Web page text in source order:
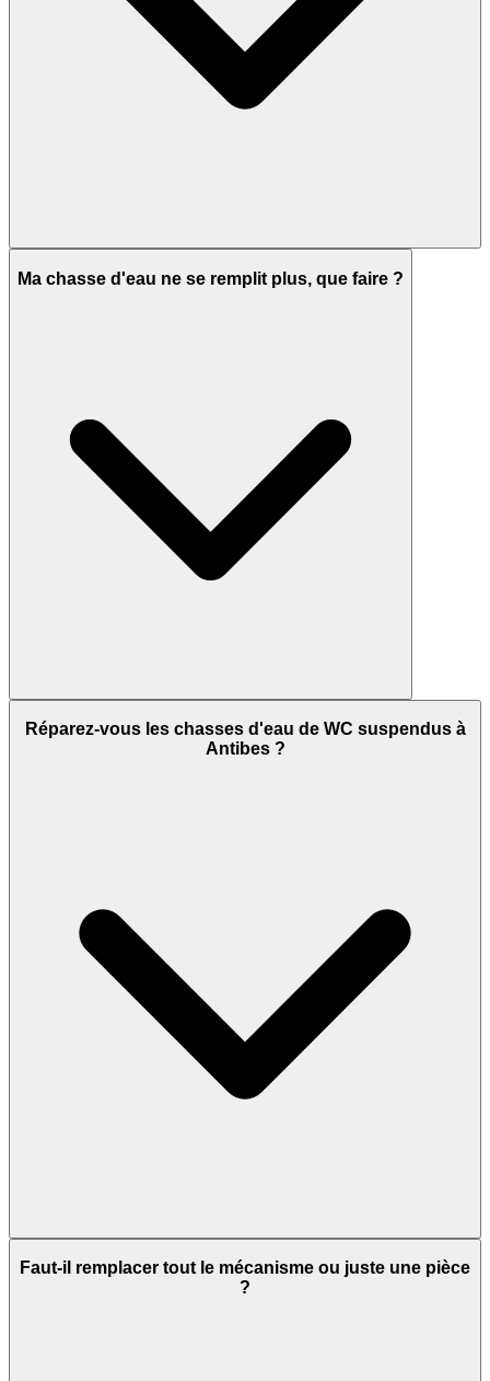
Ma chasse d'eau ne se remplit plus, que faire ?
Réparez-vous les chasses d'eau de WC suspendus à
Antibes ?
Faut-il remplacer tout le mécanisme ou juste une pièce
?